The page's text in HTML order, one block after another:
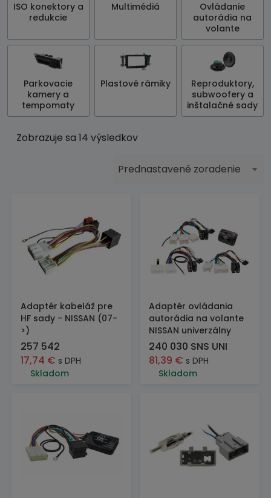
ISO konektory a
redukcie
Multimédiá
Ovládanie
autorádia na
volante
Parkovacie
kamery a
tempomaty
Plastové rámiky
Reproduktory,
subwoofery a
inštalačné sady
Zobrazuje sa 14 výsledkov
Prednastavené zoradenie
Adaptér kabeláž pre
HF sady - NISSAN (07-
>)
257 542
17,74 € s DPH
Skladom
Adaptér ovládania
autorádia na volante
NISSAN univerzálny
240 030 SNS UNI
81,39 € s DPH
Skladom